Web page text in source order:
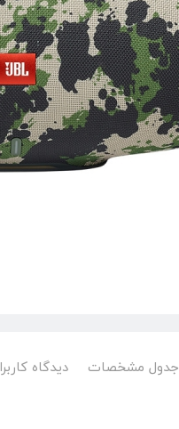
جدول مشخصات دیدگاه